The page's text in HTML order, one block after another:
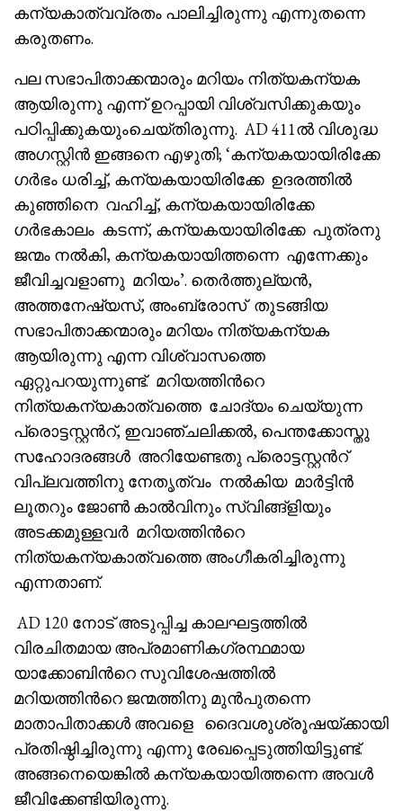
കന്യകാത്വവ്രതം പാലിച്ചിരുന്നു എന്നുതന്നെ
കരുതണം.
പല സഭാപിതാക്കന്മാരും മറിയം നിത്യകന്യക
ആയിരുന്നു എന്ന് ഉറപ്പായി വിശ്വസിക്കുകയും
പഠിപ്പിക്കുകയുംചെയ്തിരുന്നു. AD 411ൽ വിശുദ്ധ
അഗസ്റ്റിൻ ഇങ്ങനെ എഴുതി; ‘കന്യകയായിരിക്കേ
ഗർഭം ധരിച്ച്, കന്യകയായിരിക്കേ ഉദരത്തിൽ
കുഞ്ഞിനെ വഹിച്ച്, കന്യകയായിരിക്കേ
ഗർഭകാലം കടന്ന്, കന്യകയായിരിക്കേ പുത്രനു
ജന്മം നൽകി, കന്യകയായിത്തന്നെ എന്നേക്കും
ജീവിച്ചവളാണു മറിയം’. തെർത്തുല്യൻ,
അത്തനേഷ്യസ്, അംബ്രോസ് തുടങ്ങിയ
സഭാപിതാക്കന്മാരും മറിയം നിത്യകന്യക
ആയിരുന്നു എന്ന വിശ്വാസത്തെ
ഏറ്റുപറയുന്നുണ്ട്. മറിയത്തിൻറെ
നിത്യകന്യകാത്വത്തെ ചോദ്യം ചെയ്യുന്ന
പ്രൊട്ടസ്റ്റൻറ്, ഇവാഞ്ചലിക്കൽ, പെന്തക്കോസ്തു
സഹോദരങ്ങൾ അറിയേണ്ടതു പ്രൊട്ടസ്റ്റൻറ്
വിപ്ലവത്തിനു നേതൃത്വം നൽകിയ മാർട്ടിൻ
ലൂതറും ജോൺ കാൽവിനും സ്വിങ്ങ്ളിയും
അടക്കമുള്ളവർ മറിയത്തിൻറെ
നിത്യകന്യകാത്വത്തെ അംഗീകരിച്ചിരുന്നു
എന്നതാണ്.
AD 120 നോട് അടുപ്പിച്ച കാലഘട്ടത്തിൽ
വിരചിതമായ അപ്രമാണികഗ്രന്ഥമായ
യാക്കോബിൻറെ സുവിശേഷത്തിൽ
മറിയത്തിൻറെ ജന്മത്തിനു മുൻപുതന്നെ
മാതാപിതാക്കൾ അവളെ ദൈവശുശ്രൂഷയ്ക്കായി
പ്രതിഷ്ഠിച്ചിരുന്നു എന്നു രേഖപ്പെടുത്തിയിട്ടുണ്ട്.
അങ്ങനെയെങ്കിൽ കന്യകയായിത്തന്നെ അവൾ
ജീവിക്കേണ്ടിയിരുന്നു.